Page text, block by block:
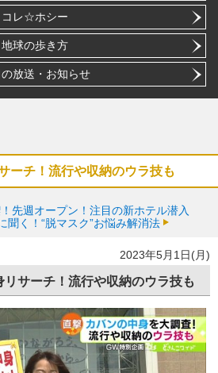
コレ☆ホシー
地球の歩き方
放送・お知らせ
ーチ！流行や収納のウラ技も
先週オープン！注目の新ホテル潜入
聞く！“脱マスク”お悩み解消法
2023年5月1日(月)
サーチ！流行や収納のウラ技も